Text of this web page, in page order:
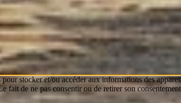
stocker et/ou accéder aux informations des
de ne pas consentir ou de retirer son